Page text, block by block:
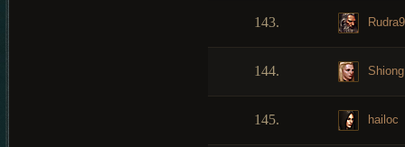
143.
144. Shiong
145. hailoc